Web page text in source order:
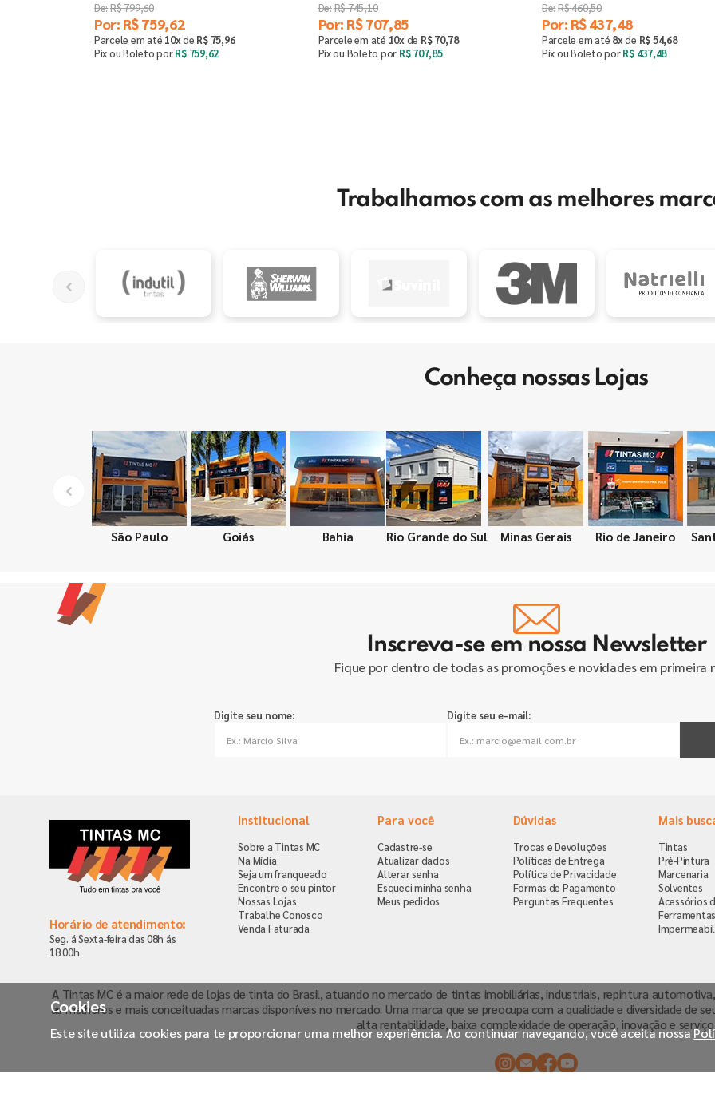
Cookies
Este site utiliza cookies para te proporcionar uma melhor experiência. Ao continuar navegando, você aceita nossa
R$799,60
Por: R$759,62
Parcele em até 10xde R$ 75,96
Pix ou Boleto porR$ 759,62
R$745,10
Por: R$ 707,85
Parcele em até 10xde R$ 70,78
Pix ou Boleto por R$ 707,85
R$460,50
Por: R$437,48
Parcele em até 8xde R$54,68
Pix ou Boleto porR$ 437,48
Trabalhamos com as melhores
Conheça nossas Lojas
São Paulo Goiás Bahia Rio Grande do Sul Minas Gerais Rio de Janeiro
Inscreva-se em nossa Newsletter
Fique por dentro de todas as promoções e novidades em primeira
Digite seu nome: Digite seu e-mail:
Horário de atendimento:
Seg. á Sexta-feira das 08h ás
18:00h
Institucional
Sobre a Tintas MC
Na Mídia
Seja um franqueado
Encontre o seu pintor
Nossas Lojas
Trabalhe Conosco
Venda Faturada
Para você
Cadastre-se
Atualizar dados
Alterar senha
Esqueci minha senha
Meus pedidos
Dúvidas
Trocas e Devoluções
Políticas de Entrega
Política de Privacidade
Formas de Pagamento
Perguntas Frequentes
Mais
Tintas
Pré-Pintura
Marcenaria
Solventes
Acessórios
Ferramentas
A Tintas MC é a maior rede de lojas de tinta do Brasil, atuando no mercado de tintas imobiliárias, industriais, repintura
as melhores e mais conceituadas marcas disponíveis no mercado. Uma marca que se preocupa com a qualidade e diversidade de
alta rentabilidade, baixa complexidade de operação, inovação e